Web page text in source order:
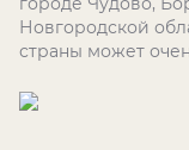
Новгородской
страны может